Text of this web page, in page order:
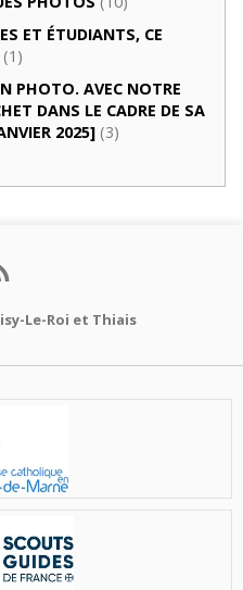
ET ÉTUDIANTS, CE
(1)
PHOTO. AVEC NOTRE
DANS LE CADRE DE SA
2025] (3)
Le-Roi et Thiais